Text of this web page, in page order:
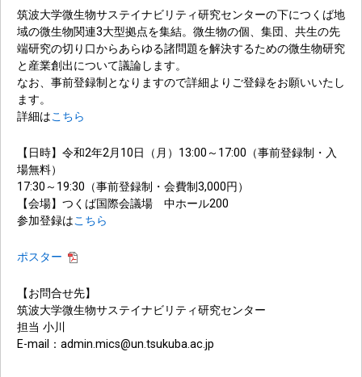
筑波大学微生物サステイナビリティ研究センターの下につくば地
域の微生物関連3大型拠点を集結。微生物の個、集団、共生の先
端研究の切り口からあらゆる諸問題を解決するための微生物研究
と産業創出について議論します。
なお、事前登録制となりますので詳細よりご登録をお願いいたし
ます。
詳細はこちら
【日時】令和2年2月10日（月）13:00～17:00（事前登録制・入
場無料）
17:30～19:30（事前登録制・会費制3,000円）
【会場】つくば国際会議場 中ホール200
参加登録はこちら
ポスター
【お問合せ先】
筑波大学微生物サステイナビリティ研究センター
担当 小川
E-mail：admin.mics@un.tsukuba.ac.jp